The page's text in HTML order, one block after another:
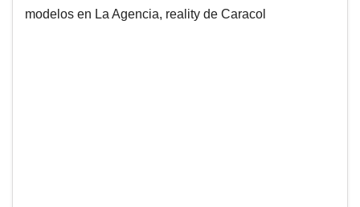
modelos en La Agencia, reality de Caracol